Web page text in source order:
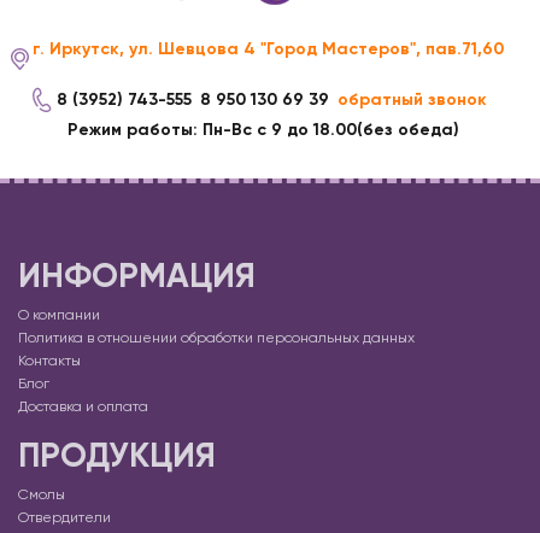
г. Иркутск, ул. Шевцова 4 "Город Мастеров", пав.71,60
8 (3952) 743-555 8 950 130 69 39 обратный звонок
Режим работы: Пн-Вс с 9 до 18.00(без обеда)
ИНФОРМАЦИЯ
О компании
Политика в отношении обработки персональных данных
Контакты
Блог
Доставка и оплата
ПРОДУКЦИЯ
Смолы
Отвердители